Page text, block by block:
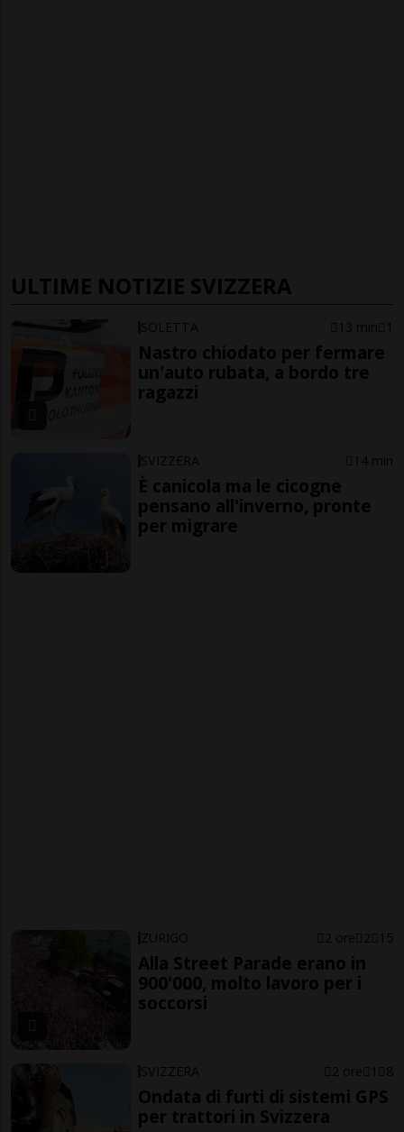
ULTIME NOTIZIE SVIZZERA
SOLETTA 13 min 1
Nastro chiodato per fermare
un'auto rubata, a bordo tre
ragazzi
SVIZZERA 14 min
È canicola ma le cicogne
pensano all'inverno, pronte
per migrare
ZURIGO 2 ore 2 15
Alla Street Parade erano in
900'000, molto lavoro per i
soccorsi
SVIZZERA 2 ore 1 8
Ondata di furti di sistemi GPS
per trattori in Svizzera